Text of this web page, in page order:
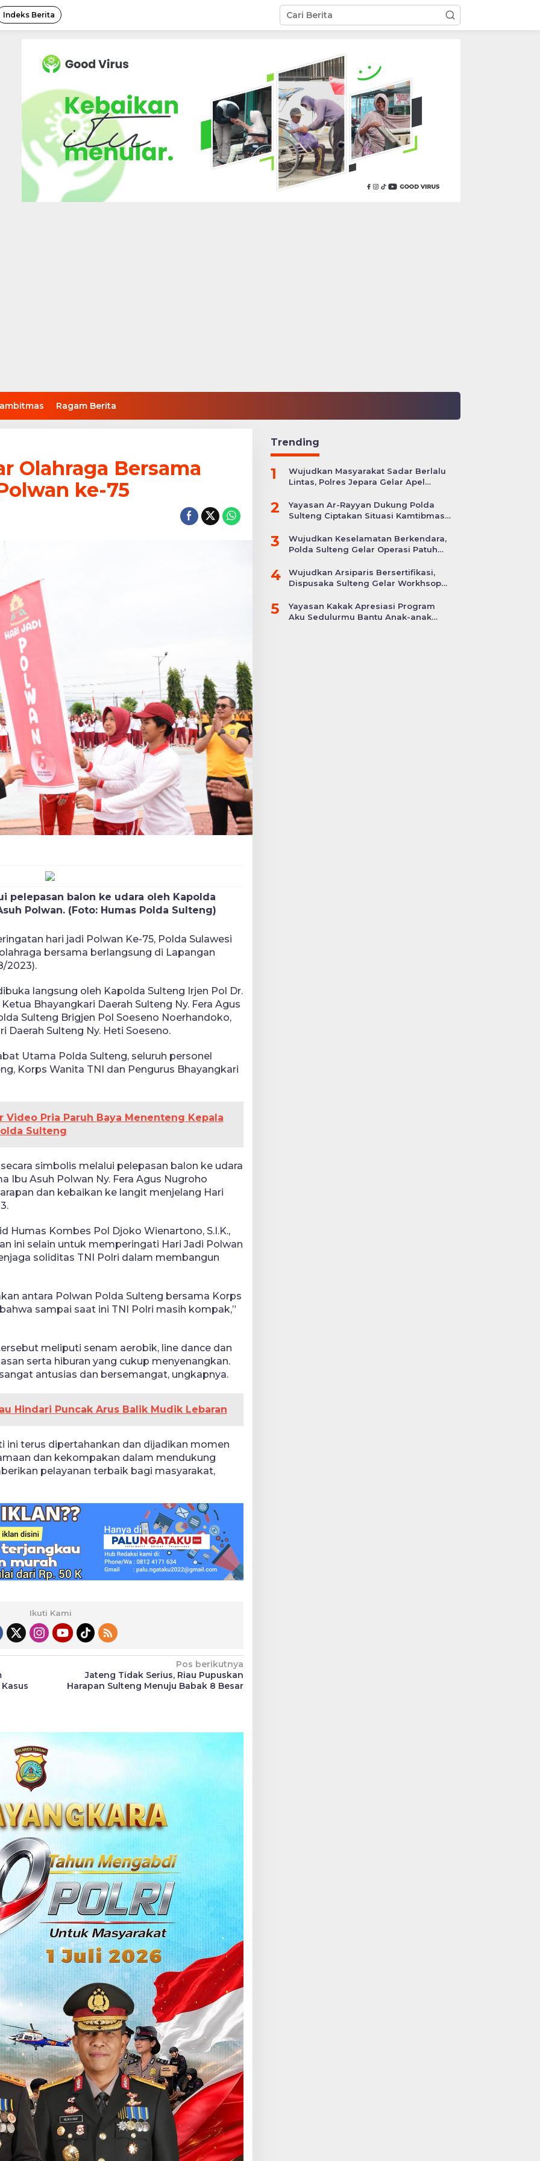
Indeks Berita
Ragam Berita
Olahraga Bersama
ke-75
pelepasan balon ke udara oleh Kapolda
Polwan. (Foto: Humas Polda Sulteng)
hari jadi Polwan Ke-75, Polda Sulawesi
bersama berlangsung di Lapangan
2023).
langsung oleh Kapolda Sulteng Irjen Pol Dr.
Ketua Bhayangkari Daerah Sulteng Ny. Fera Agus
Sulteng Brigjen Pol Soeseno Noerhandoko,
Daerah Sulteng Ny. Heti Soeseno.
Utama Polda Sulteng, seluruh personel
Korps Wanita TNI dan Pengurus Bhayangkari
Video Pria Paruh Baya Menenteng Kepala
Sulteng
simbolis melalui pelepasan balon ke udara
Ibu Asuh Polwan Ny. Fera Agus Nugroho
dan kebaikan ke langit menjelang Hari
Humas Kombes Pol Djoko Wienartono, S.I.K.,
ini selain untuk memperingati Hari Jadi Polwan
soliditas TNI Polri dalam membangun
antara Polwan Polda Sulteng bersama Korps
sampai saat ini TNI Polri masih kompak,”
meliputi senam aerobik, line dance dan
serta hiburan yang cukup menyenangkan.
antusias dan bersemangat, ungkapnya.
Hindari Puncak Arus Balik Mudik Lebaran
ini terus dipertahankan dan dijadikan momen
dan kekompakan dalam mendukung
pelayanan terbaik bagi masyarakat,
Ikuti Kami
Pos berikutnya
Jateng Tidak Serius, Riau Pupuskan
Harapan Sulteng Menuju Babak 8 Besar
Trending
1
Wujudkan Masyarakat Sadar Berlalu
Lintas, Polres Jepara Gelar Apel
2
Yayasan Ar-Rayyan Dukung Polda
Sulteng Ciptakan Situasi Kamtibmas
3
Wujudkan Keselamatan Berkendara,
Polda Sulteng Gelar Operasi Patuh
4
Wujudkan Arsiparis Bersertifikasi,
Dispusaka Sulteng Gelar Workhsop
5
Yayasan Kakak Apresiasi Program
Aku Sedulurmu Bantu Anak-anak